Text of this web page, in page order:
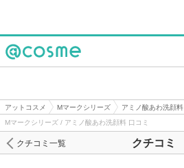
アットコスメ Mマークシリーズ アミノ酸あわ洗顔料
Mマークシリーズ / アミノ酸あわ洗顔料 口コミ
クチコミ
クチコミ一覧